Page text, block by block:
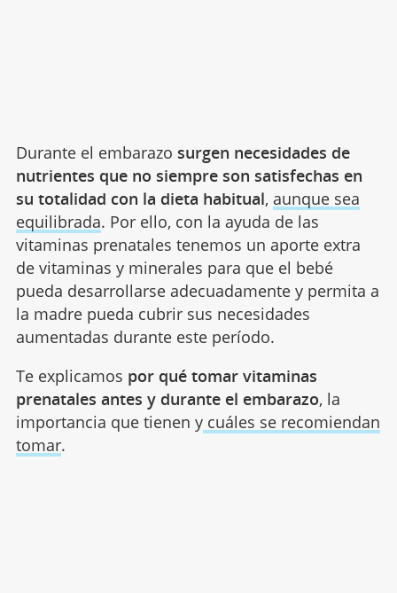
Durante el embarazo surgen necesidades de
nutrientes que no siempre son satisfechas en
su totalidad con la dieta habitual, aunque sea
equilibrada. Por ello, con la ayuda de las
vitaminas prenatales tenemos un aporte extra
de vitaminas y minerales para que el bebé
pueda desarrollarse adecuadamente y permita a
la madre pueda cubrir sus necesidades
aumentadas durante este período.
Te explicamos por qué tomar vitaminas
prenatales antes y durante el embarazo, la
importancia que tienen ycuáles se recomiendan
tomar.